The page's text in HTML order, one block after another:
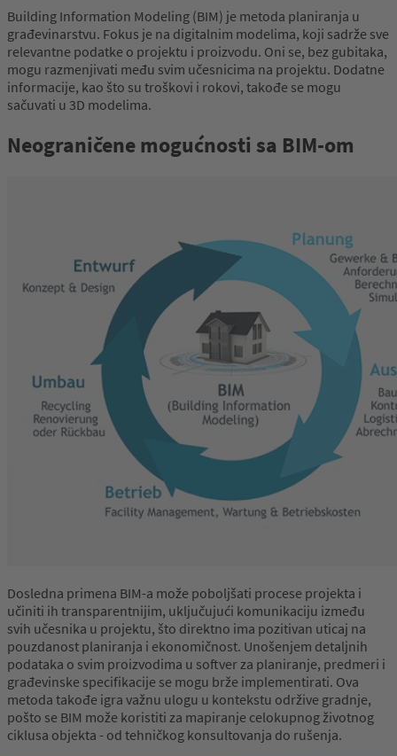
Building Information Modeling (BIM) je metoda planiranja u
građevinarstvu. Fokus je na digitalnim modelima, koji sadrže sve
relevantne podatke o projektu i proizvodu. Oni se, bez gubitaka,
mogu razmenjivati među svim učesnicima na projektu. Dodatne
informacije, kao što su troškovi i rokovi, takođe se mogu
sačuvati u 3D modelima.
Neograničene mogućnosti sa BIM-om
Dosledna primena BIM-a može poboljšati procese projekta i
učiniti ih transparentnijim, uključujući komunikaciju između
svih učesnika u projektu, što direktno ima pozitivan uticaj na
pouzdanost planiranja i ekonomičnost. Unošenjem detaljnih
podataka o svim proizvodima u softver za planiranje, predmeri i
građevinske specifikacije se mogu brže implementirati. Ova
metoda takođe igra važnu ulogu u kontekstu održive gradnje,
pošto se BIM može koristiti za mapiranje celokupnog životnog
ciklusa objekta - od tehničkog konsultovanja do rušenja.